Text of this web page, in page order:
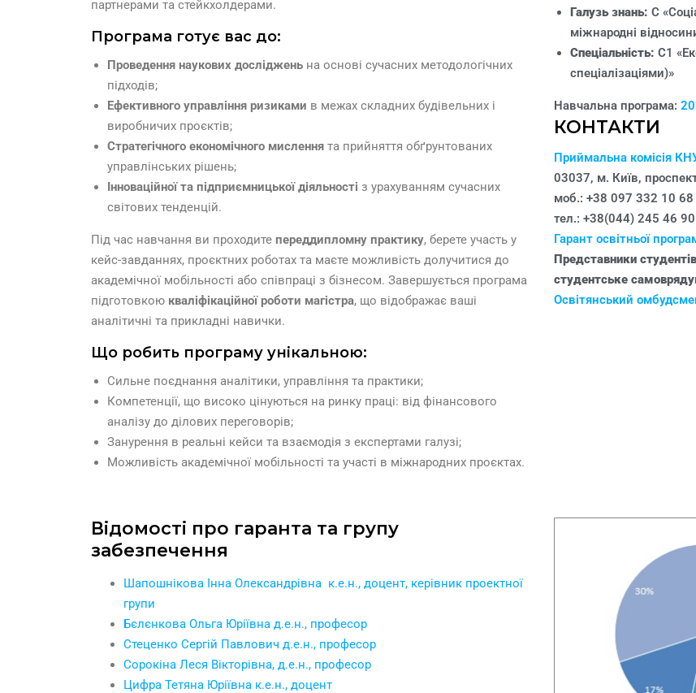
партнерами та стейкхолдерами.
Програма готує вас до:
Проведення наукових досліджень на основі сучасних методологічних
підходів;
Ефективного управління ризиками в межах складних будівельних і
виробничих проєктів;
Стратегічного економічного мислення та прийняття обґрунтованих
управлінських рішень;
Інноваційної та підприємницької діяльності з урахуванням сучасних
світових тенденцій.
Під час навчання ви проходите переддипломну практику, берете участь у
кейс-завданнях, проєктних роботах та маєте можливість долучитися до
академічної мобільності або співпраці з бізнесом. Завершується програма
підготовкою кваліфікаційної роботи магістра, що відображає ваші
аналітичні та прикладні навички.
Що робить програму унікальною:
Сильне поєднання аналітики, управління та практики;
Компетенції, що високо цінуються на ринку праці: від фінансового
аналізу до ділових переговорів;
Занурення в реальні кейси та взаємодія з експертами галузі;
Можливість академічної мобільності та участі в міжнародних проєктах.
Галузь знань: С
міжнародні
Спеціальність: С1
спеціалізаціями)»
Навчальна програма:
КОНТАКТИ
Приймальна комісія
03037, м. Київ,
моб.: +38 097 332 10
тел.: +38(044) 245 46 90
Гарант освітньої
Представники
студентське
Освітянський
Відомості про гаранта та групу
забезпечення
Шапошнікова Інна Олександрівна к.е.н., доцент, керівник проектної
групи
Бєлєнкова Ольга Юріївна д.е.н., професор
Стеценко Сергій Павлович д.е.н., професор
Сорокіна Леся Вікторівна, д.е.н., професор
Цифра Тетяна Юріївна к.е.н., доцент